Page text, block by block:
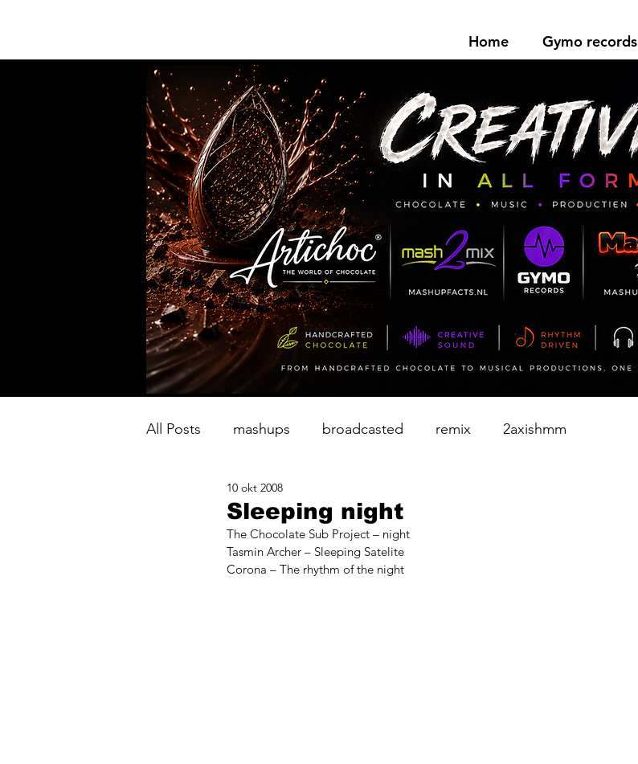
Home Gymo records
All Posts mashups broadcasted remix 2axishmm
Sleeping night
10 okt 2008
The Chocolate Sub Project – night
Tasmin Archer – Sleeping Satelite
Corona – The rhythm of the night